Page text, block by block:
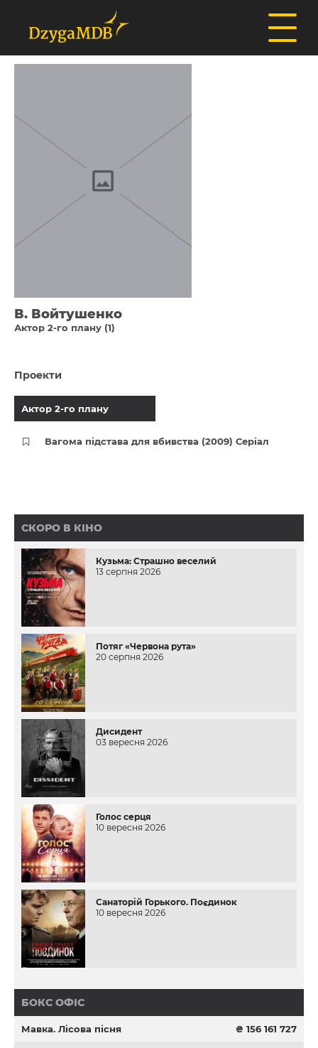
В. Войтушенко
Актор 2-го плану (1)
Проекти
Актор 2-го плану
Вагома підстава для вбивства (2009) Серіал
СКОРО В КІНО
Кузьма: Страшно веселий
13 серпня 2026
Потяг «Червона рута»
20 серпня 2026
Дисидент
03 вересня 2026
Голос серця
10 вересня 2026
Санаторій Горького. Поєдинок
10 вересня 2026
БОКС ОФІС
Мавка. Лісова пісня ₴ 156 161 727